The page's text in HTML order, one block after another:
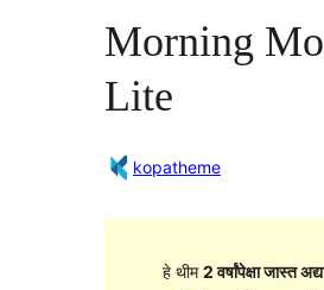
Morning
Lite
kopatheme
हे थीम2 वर्षांपेक्षा जास्त